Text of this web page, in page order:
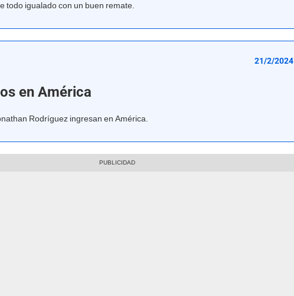
todo igualado con un buen remate.
21/2/2024
en América
Rodríguez ingresan en América.